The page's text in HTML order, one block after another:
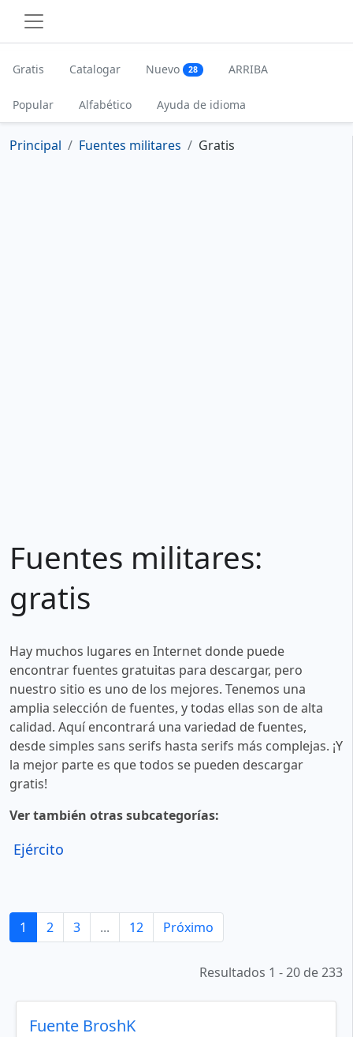
Gratis Catalogar Nuevo 28 ARRIBA
Popular Alfabético Ayuda de idioma
Principal Fuentes militares Gratis
Fuentes militares:
gratis
Hay muchos lugares en Internet donde puede
encontrar fuentes gratuitas para descargar, pero
nuestro sitio es uno de los mejores. Tenemos una
amplia selección de fuentes, y todas ellas son de alta
calidad. Aquí encontrará una variedad de fuentes,
desde simples sans serifs hasta serifs más complejas. ¡Y
la mejor parte es que todos se pueden descargar
gratis!
Ver también otras subcategorías:
Ejército
1 2 3 ... 12 Próximo
Resultados 1 - 20 de 233
Fuente BroshK